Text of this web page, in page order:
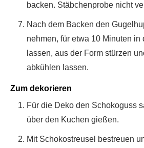
backen. Stäbchenprobe nicht
Nach dem Backen den
nehmen, für etwa 10 Minuten in
lassen, aus der Form stürzen
abkühlen lassen.
Zum dekorieren
Für die Deko den Schokoguss
über den Kuchen gießen.
Mit Schokostreusel bestreuen